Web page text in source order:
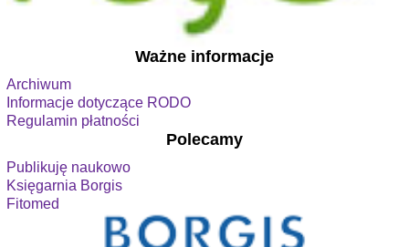
Ważne informacje
Archiwum
Informacje dotyczące RODO
Regulamin płatności
Polecamy
Publikuję naukowo
Księgarnia Borgis
Fitomed